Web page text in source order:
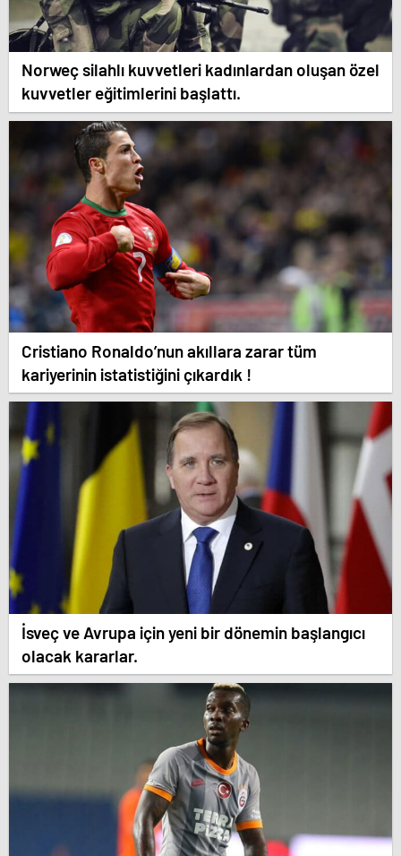
Norweç silahlı kuvvetleri kadınlardan oluşan özel
kuvvetler eğitimlerini başlattı.
Cristiano Ronaldo’nun akıllara zarar tüm
kariyerinin istatistiğini çıkardık !
İsveç ve Avrupa için yeni bir dönemin başlangıcı
olacak kararlar.